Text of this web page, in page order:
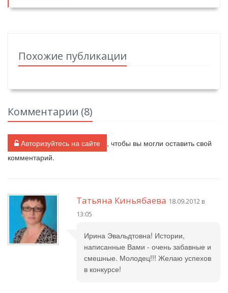
Похожие публикации
Комментарии (8)
Авторизуйтесь на сайте
, чтобы вы могли оставить свой
комментарий.
Татьяна Киньябаева 18.09.2012 в
13:05
Ирина Эвальдтовна! Истории,
написанные Вами - очень забавные и
смешные. Молодец!!! Желаю успехов
в конкурсе!